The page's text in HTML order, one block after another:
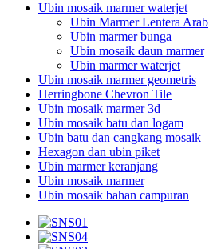
Ubin mosaik marmer waterjet
Ubin Marmer Lentera Arab
Ubin marmer bunga
Ubin mosaik daun marmer
Ubin marmer waterjet
Ubin mosaik marmer geometris
Herringbone Chevron Tile
Ubin mosaik marmer 3d
Ubin mosaik batu dan logam
Ubin batu dan cangkang mosaik
Hexagon dan ubin piket
Ubin marmer keranjang
Ubin mosaik marmer
Ubin mosaik bahan campuran